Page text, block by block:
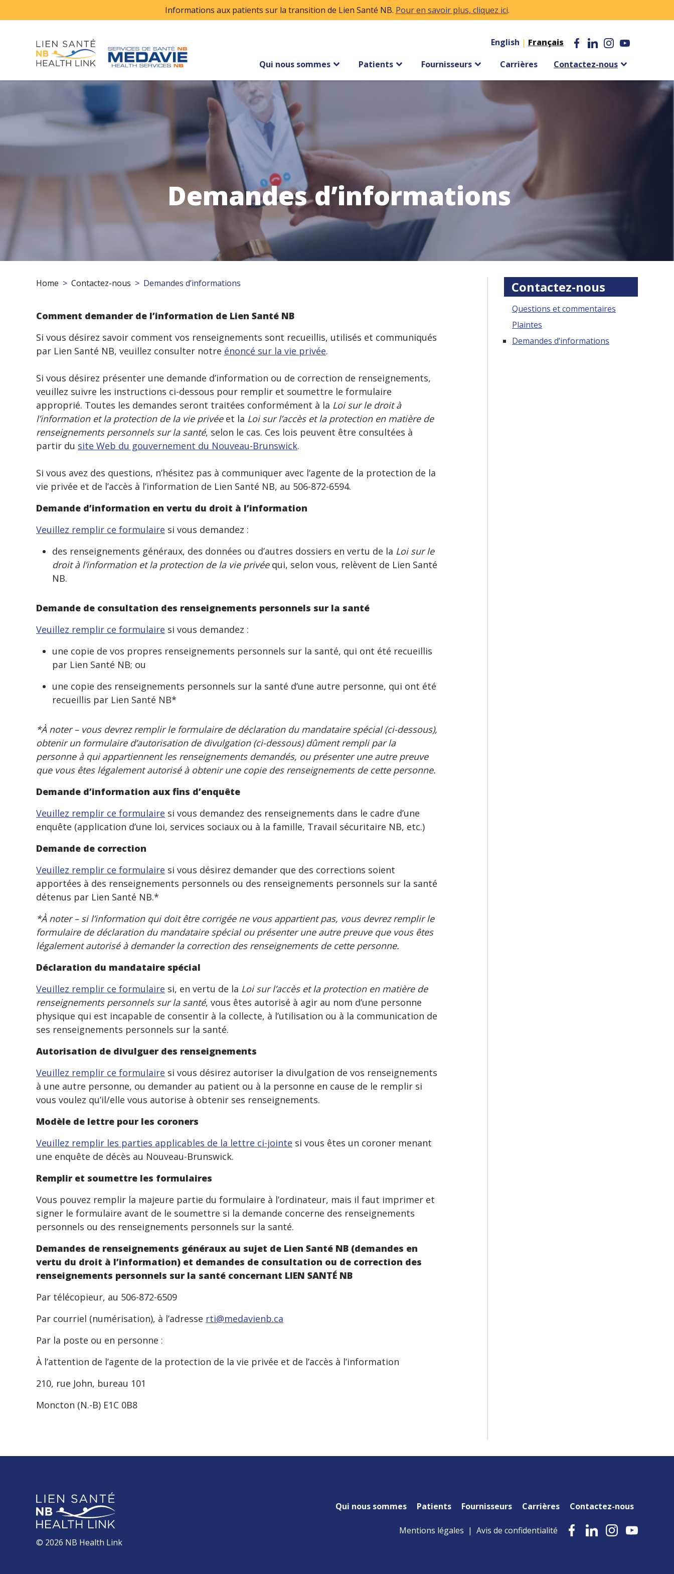
Informations aux patients sur la transition de Lien Santé NB. Pour en savoir plus, cliquez ici.
English | Français
Qui nous sommes
Patients Fournisseurs Carrières Contactez-nous
Demandes d’informations
Home Contactez-nous Demandes d’informations
Comment demander de l’information de Lien Santé NB
Si vous désirez savoir comment vos renseignements sont recueillis, utilisés et communiqués
par Lien Santé NB, veuillez consulter notre énoncé sur la vie privée.
Si vous désirez présenter une demande d’information ou de correction de renseignements,
veuillez suivre les instructions ci-dessous pour remplir et soumettre le formulaire
approprié. Toutes les demandes seront traitées conformément à la Loi sur le droit à
l’information et la protection de la vie privéeet la Loi sur l’accès et la protection en matière de
renseignements personnels sur la santé, selon le cas. Ces lois peuvent être consultées à
partir du site Web du gouvernement du Nouveau-Brunswick.
Si vous avez des questions, n’hésitez pas à communiquer avec l’agente de la protection de la
vie privée et de l’accès à l’information de Lien Santé NB, au 506-872-6594.
Demande d’information en vertu du droit à l’information
Veuillez remplir ce formulaire si vous demandez :
des renseignements généraux, des données ou d’autres dossiers en vertu de la Loi sur le
droit à l’information et la protection de la vie privéequi, selon vous, relèvent de Lien Santé
NB.
Demande de consultation des renseignements personnels sur la santé
Veuillez remplir ce formulaire si vous demandez :
une copie de vos propres renseignements personnels sur la santé, qui ont été recueillis
par Lien Santé NB; ou
une copie des renseignements personnels sur la santé d’une autre personne, qui ont été
recueillis par Lien Santé NB*
*À noter – vous devrez remplir le formulaire de déclaration du mandataire spécial (ci-dessous),
obtenir un formulaire d’autorisation de divulgation (ci-dessous) dûment rempli par la
personne à qui appartiennent les renseignements demandés, ou présenter une autre preuve
que vous êtes légalement autorisé à obtenir une copie des renseignements de cette personne.
Demande d’information aux fins d’enquête
Veuillez remplir ce formulaire si vous demandez des renseignements dans le cadre d’une
enquête (application d’une loi, services sociaux ou à la famille, Travail sécuritaire NB, etc.)
Demande de correction
Veuillez remplir ce formulaire si vous désirez demander que des corrections soient
apportées à des renseignements personnels ou des renseignements personnels sur la santé
détenus par Lien Santé NB.*
*À noter – si l’information qui doit être corrigée ne vous appartient pas, vous devrez remplir le
formulaire de déclaration du mandataire spécial ou présenter une autre preuve que vous êtes
légalement autorisé à demander la correction des renseignements de cette personne.
Déclaration du mandataire spécial
Veuillez remplir ce formulaire si, en vertu de la Loi sur l’accès et la protection en matière de
renseignements personnels sur la santé, vous êtes autorisé à agir au nom d’une personne
physique qui est incapable de consentir à la collecte, à l’utilisation ou à la communication de
ses renseignements personnels sur la santé.
Autorisation de divulguer des renseignements
Veuillez remplir ce formulaire si vous désirez autoriser la divulgation de vos renseignements
à une autre personne, ou demander au patient ou à la personne en cause de le remplir si
vous voulez qu’il/elle vous autorise à obtenir ses renseignements.
Modèle de lettre pour les coroners
Veuillez remplir les parties applicables de la lettre ci-jointe si vous êtes un coroner menant
une enquête de décès au Nouveau-Brunswick.
Remplir et soumettre les formulaires
Vous pouvez remplir la majeure partie du formulaire à l’ordinateur, mais il faut imprimer et
signer le formulaire avant de le soumettre si la demande concerne des renseignements
personnels ou des renseignements personnels sur la santé.
Demandes de renseignements généraux au sujet de Lien Santé NB (demandes en
vertu du droit à l’information) et demandes de consultation ou de correction des
renseignements personnels sur la santé concernant LIEN SANTÉ NB
Par télécopieur, au 506-872-6509
Par courriel (numérisation), à l’adresse rti@medavienb.ca
Par la poste ou en personne :
À l’attention de l’agente de la protection de la vie privée et de l’accès à l’information
210, rue John, bureau 101
Moncton (N.-B) E1C 0B8
Contactez-nous
Questions et commentaires
Plaintes
Demandes d’informations
© 2026 NB Health Link
Qui nous sommes Patients Fournisseurs Carrières Contactez-nous
Mentions légales Avis de confidentialité